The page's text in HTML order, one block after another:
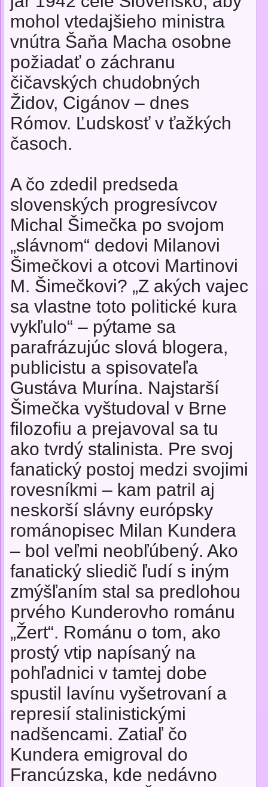
mohol vtedajšieho ministra
vnútra Šaňa Macha osobne
požiadať o záchranu
čičavských chudobných
Židov, Cigánov – dnes
Rómov. Ľudskosť v ťažkých
časoch.
A čo zdedil predseda
slovenských progresívcov
Michal Šimečka po svojom
„slávnom“ dedovi Milanovi
Šimečkovi a otcovi Martinovi
M. Šimečkovi? „Z akých vajec
sa vlastne toto politické kura
vykľulo“ – pýtame sa
parafrázujúc slová blogera,
publicistu a spisovateľa
Gustáva Murína. Najstarší
Šimečka vyštudoval v Brne
filozofiu a prejavoval sa tu
ako tvrdý stalinista. Pre svoj
fanatický postoj medzi svojimi
rovesníkmi – kam patril aj
neskorší slávny európsky
románopisec Milan Kundera
– bol veľmi neobľúbený. Ako
fanatický sliedič ľudí s iným
zmýšľaním stal sa predlohou
prvého Kunderovho románu
„Žert“. Románu o tom, ako
prostý vtip napísaný na
pohľadnici v tamtej dobe
spustil lavínu vyšetrovaní a
represií stalinistickými
nadšencami. Zatiaľ čo
Kundera emigroval do
Francúzska, kde nedávno